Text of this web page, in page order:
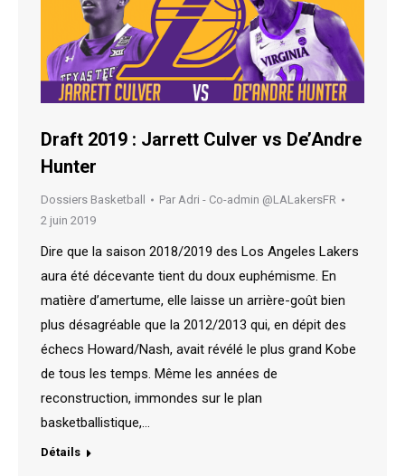
Draft 2019 : Jarrett Culver vs De’Andre
Hunter
Dossiers Basketball Par Adri - Co-admin @LALakersFR
2 juin 2019
Dire que la saison 2018/2019 des Los Angeles Lakers
aura été décevante tient du doux euphémisme. En
matière d’amertume, elle laisse un arrière-goût bien
plus désagréable que la 2012/2013 qui, en dépit des
échecs Howard/Nash, avait révélé le plus grand Kobe
de tous les temps. Même les années de
reconstruction, immondes sur le plan
basketballistique,…
Détails